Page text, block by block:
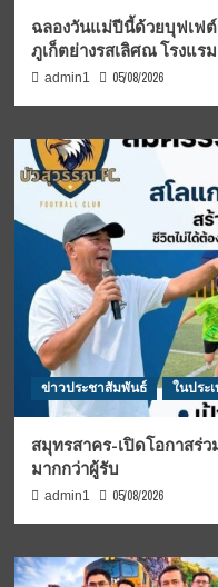
ฉลองวันแม่ปีนี้ด้วยบุฟเฟ
ภูเก็ตย่างรสเลิศณ โรงแร
admin1 05/08/2026
ข่าวประชาสัมพันธ์ ในประ
สมุทรสาคร-เปิดโอกาสร่
มากกว่าผู้รับ
admin1 05/08/2026